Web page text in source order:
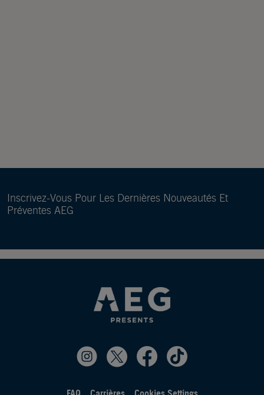
Inscrivez-Vous Pour Les Dernières Nouveautés Et
Préventes AEG